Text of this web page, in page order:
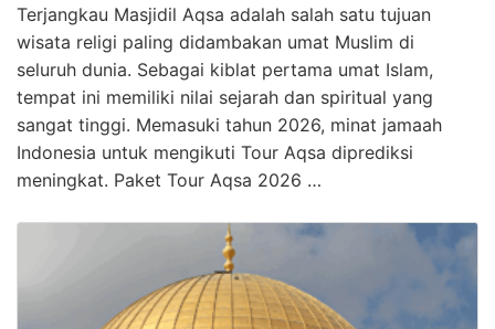
Terjangkau Masjidil Aqsa adalah salah satu tujuan
wisata religi paling didambakan umat Muslim di
seluruh dunia. Sebagai kiblat pertama umat Islam,
tempat ini memiliki nilai sejarah dan spiritual yang
sangat tinggi. Memasuki tahun 2026, minat jamaah
Indonesia untuk mengikuti Tour Aqsa diprediksi
meningkat. Paket Tour Aqsa 2026 …